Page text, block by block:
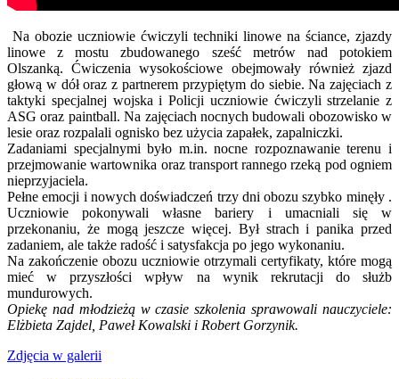
Na obozie uczniowie ćwiczyli techniki linowe na ściance, zjazdy
linowe z mostu zbudowanego sześć metrów nad potokiem
Olszanką. Ćwiczenia wysokościowe obejmowały również zjazd
głową w dół oraz z partnerem przypiętym do siebie. Na zajęciach z
taktyki specjalnej wojska i Policji uczniowie ćwiczyli strzelanie z
ASG oraz paintball. Na zajęciach nocnych budowali obozowisko w
lesie oraz rozpalali ognisko bez użycia zapałek, zapalniczki.
Zadaniami specjalnymi było m.in. nocne rozpoznawanie terenu i
przejmowanie wartownika oraz transport rannego rzeką pod ogniem
nieprzyjaciela.
Pełne emocji i nowych doświadczeń trzy dni obozu szybko minęły .
Uczniowie pokonywali własne bariery i umacniali się w
przekonaniu, że mogą jeszcze więcej. Był strach i panika przed
zadaniem, ale także radość i satysfakcja po jego wykonaniu.
Na zakończenie obozu uczniowie otrzymali certyfikaty, które mogą
mieć w przyszłości wpływ na wynik rekrutacji do służb
mundurowych.
Opiekę nad młodzieżą w czasie szkolenia sprawowali nauczyciele:
Elżbieta Zajdel, Paweł Kowalski i Robert Gorzynik.
Zdjęcia w galerii